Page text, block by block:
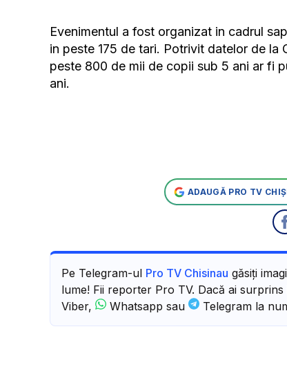
Evenimentul a fost organizat in cadrul
in peste 175 de tari. Potrivit datelor de la
peste 800 de mii de copii sub 5 ani ar fi
ani.
ADAUGĂ PRO TV
Pe Telegram-ul Pro TV Chisinau găsiți
lume! Fii reporter Pro TV. Dacă ai
Viber,
Whatsapp sau Telegram la